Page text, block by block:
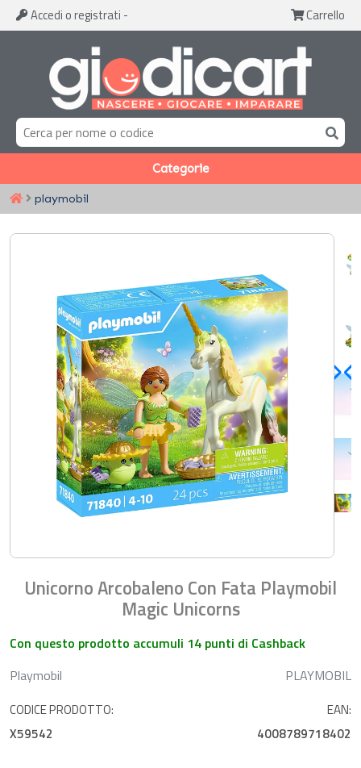
Accedi o registrati - Carrello
Categorie
playmobil
Unicorno Arcobaleno Con Fata Playmobil
Magic Unicorns
Con questo prodotto accumuli 14 punti di Cashback
Playmobil
PLAYMOBIL
CODICE PRODOTTO:
X59542
EAN:
4008789718402